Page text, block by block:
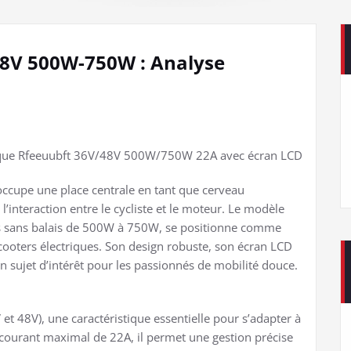
500W-750W : Analyse
Rfeeuubft 36V/48V 500W/750W 22A avec écran LCD
une place centrale en tant que cerveau
entre le cycliste et le moteur. Le modèle
balais de 500W à 750W, se positionne comme
électriques. Son design robuste, son écran LCD
d’intérêt pour les passionnés de mobilité douce.
48V), une caractéristique essentielle pour s’adapter à
maximal de 22A, il permet une gestion précise